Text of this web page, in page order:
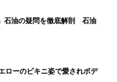
してのポートレート写
。昨年の撮影では、3
たずまいを撮ることを
石油の疑問を徹底解剖 石油
ローのビキニ姿で愛されボデ